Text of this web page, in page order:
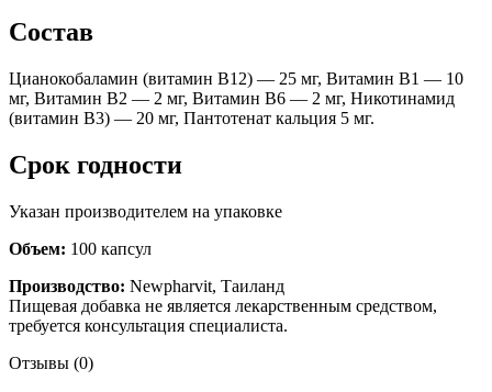
Состав
Цианокобаламин (витамин B12) — 25 мг, Витамин B1 — 10
мг, Витамин B2 — 2 мг, Витамин B6 — 2 мг, Никотинамид
(витамин B3) — 20 мг, Пантотенат кальция 5 мг.
Срок годности
Указан производителем на упаковке
Объем: 100 капсул
Производство: Newpharvit, Таиланд
Пищевая добавка не является лекарственным средством,
требуется консультация специалиста.
Отзывы (0)